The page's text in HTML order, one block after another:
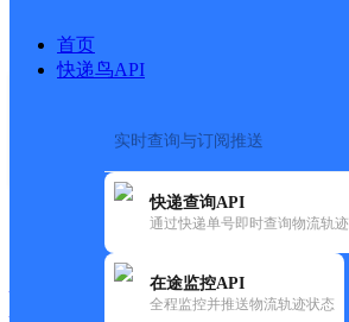
首页
快递鸟API
实时查询与订阅推送
快递查询API
通过快递单号即时查询物流轨迹
在途监控API
全程监控并推送物流轨迹状态
快运大全